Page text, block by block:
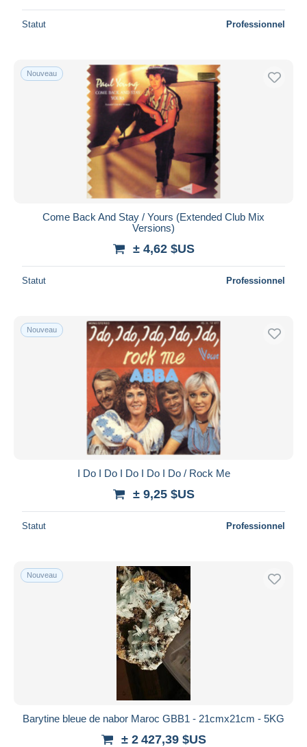
Statut Professionnel
Nouveau
Come Back And Stay / Yours (Extended Club Mix
Versions)
± 4,62 $US
Statut Professionnel
Nouveau
I Do I Do I Do I Do I Do / Rock Me
± 9,25 $US
Statut Professionnel
Nouveau
Barytine bleue de nabor Maroc GBB1 - 21cmx21cm - 5KG
± 2 427,39 $US